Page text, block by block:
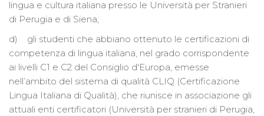
lingua e cultura italiana presso le Università per Stranieri
di Perugia e di Siena;
d) gli studenti che abbiano ottenuto le certificazioni di
competenza di lingua italiana, nel grado corrispondente
ai livelli C1 e C2 del Consiglio d'Europa, emesse
nell’ambito del sistema di qualità CLIQ (Certificazione
Lingua Italiana di Qualità), che riunisce in associazione gli
attuali enti certificatori (Università per stranieri di Perugia,